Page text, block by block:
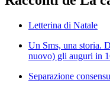
Letterina di Natale
Un Sms, una storia.
nuovo) gli auguri in
Separazione